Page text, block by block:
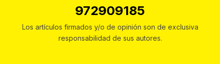
972909185
Los artículos firmados y/o de opinión son de exclusiva
responsabilidad de sus autores.